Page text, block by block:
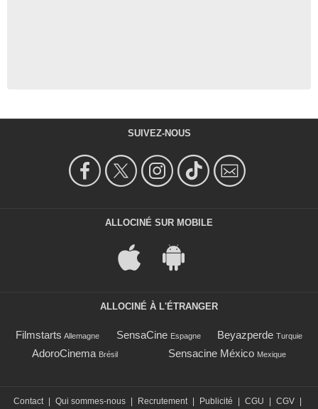
SUIVEZ-NOUS
ALLOCINÉ SUR MOBILE
ALLOCINÉ À L'ÉTRANGER
Filmstarts Allemagne SensaCine Espagne Beyazperde Turquie
AdoroCinema Brésil Sensacine México Mexique
Contact Qui sommes-nous Recrutement Publicité CGU CGV